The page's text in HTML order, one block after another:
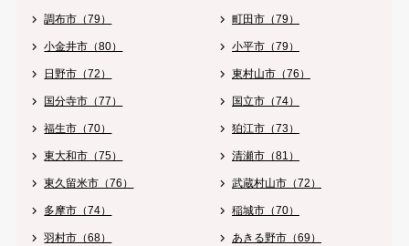
調布市（79） 町田市（79）
小金井市（80） 小平市（79）
日野市（72） 東村山市（76）
国分寺市（77） 国立市（74）
福生市（70） 狛江市（73）
東大和市（75） 清瀬市（81）
東久留米市（76） 武蔵村山市（72）
多摩市（74） 稲城市（70）
羽村市（68） あきる野市（69）